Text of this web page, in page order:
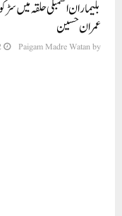
بلیماران اسمبلی حلقہ میں
عمران حسین
by
Paigam Madre Watan
2